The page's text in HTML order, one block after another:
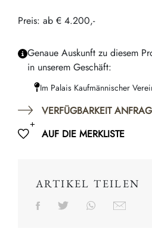
Preis: ab € 4.200,-
Genaue Auskunft zu diesem
in unserem Geschäft:
Im Palais Kaufmännischer
VERFÜGBARKEIT
AUF DIE MERKLISTE
ARTIKEL TEILEN